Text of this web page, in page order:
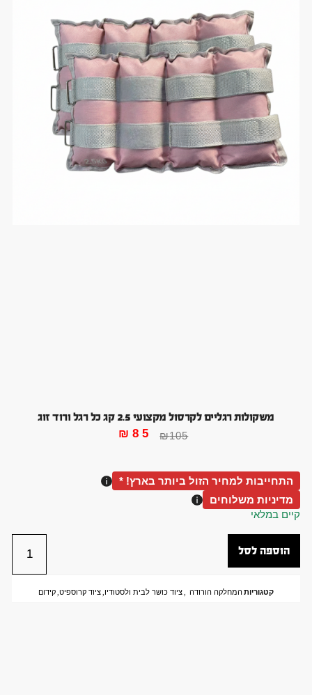
משקולות רגליים לקרסול מקצועי 2.5 קג כל רגל ורוד זוג
₪105
₪85
התחייבות למחיר הזול ביותר בארץ! *
מדיניות משלוחים
קיים במלאי
הוספה לסל
קטגוריותהמחלקה הורודה ,ציוד כושר לבית ולסטודיו,ציוד קרוספיט,קידום